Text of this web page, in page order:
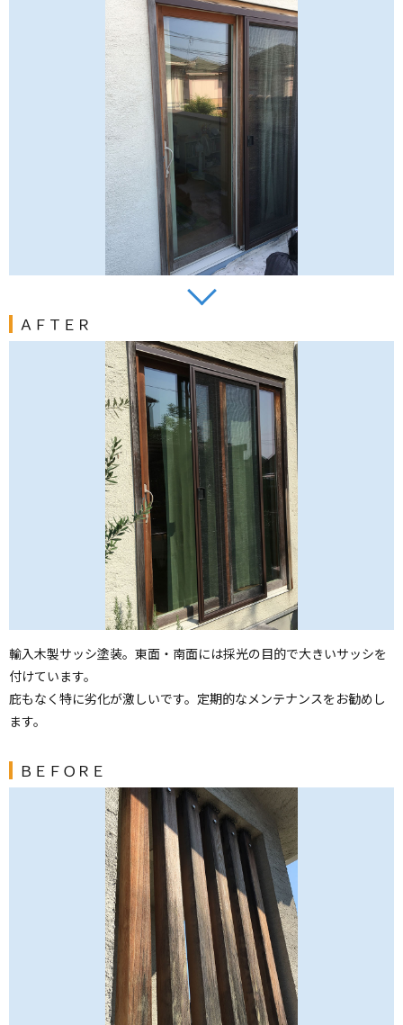
ＡＦＴＥＲ
輸入木製サッシ塗装。東面・南面には採光の目的で大きいサッシを
付けています。
庇もなく特に劣化が激しいです。定期的なメンテナンスをお勧めし
ます。
ＢＥＦＯＲＥ